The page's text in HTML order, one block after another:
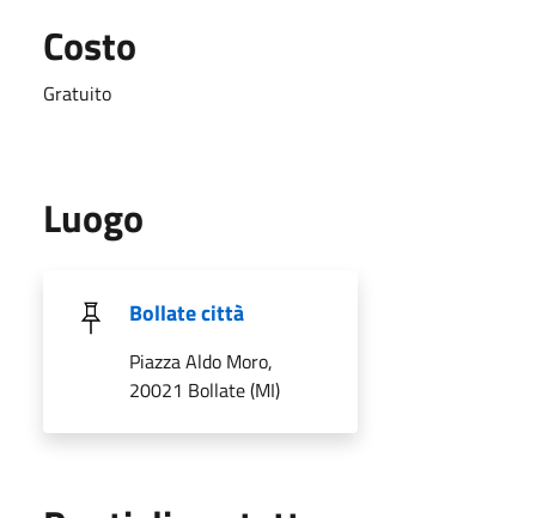
Costo
Gratuito
Luogo
Bollate città
Piazza Aldo Moro,
20021 Bollate (MI)